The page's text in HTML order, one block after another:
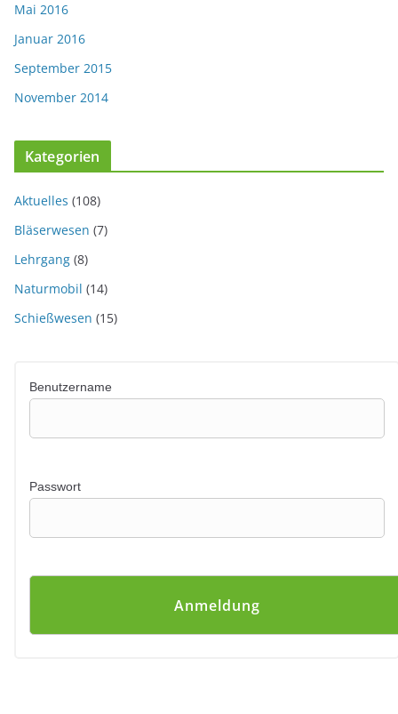
Mai 2016
Januar 2016
September 2015
November 2014
Kategorien
Aktuelles (108)
Bläserwesen (7)
Lehrgang (8)
Naturmobil (14)
Schießwesen (15)
Benutzername
Passwort